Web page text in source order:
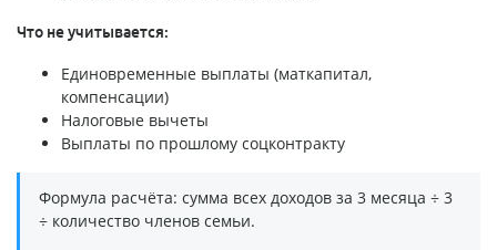
Что не учитывается:
Единовременные выплаты (маткапитал,
компенсации)
Налоговые вычеты
Выплаты по прошлому соцконтракту
Формула расчёта: сумма всех доходов за 3 месяца ÷ 3
÷ количество членов семьи.